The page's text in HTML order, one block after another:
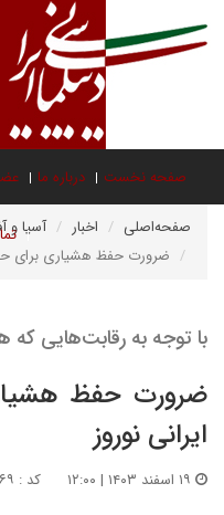
صفحه نخست درباره ما
صفحه‌اصلی اخبار
آسیا و
ضرورت حفظ هشیاری برای
با توجه به رقابت‌هایی که
ضرورت حفظ
ایرانی نوروز
کد : ۲۰۳۱۵۶۹